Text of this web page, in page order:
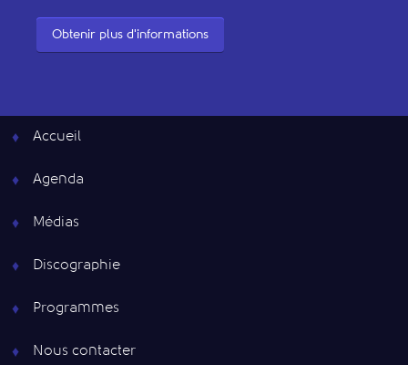
Obtenir plus d'informations
Accueil
Agenda
Médias
Discographie
Programmes
Nous contacter